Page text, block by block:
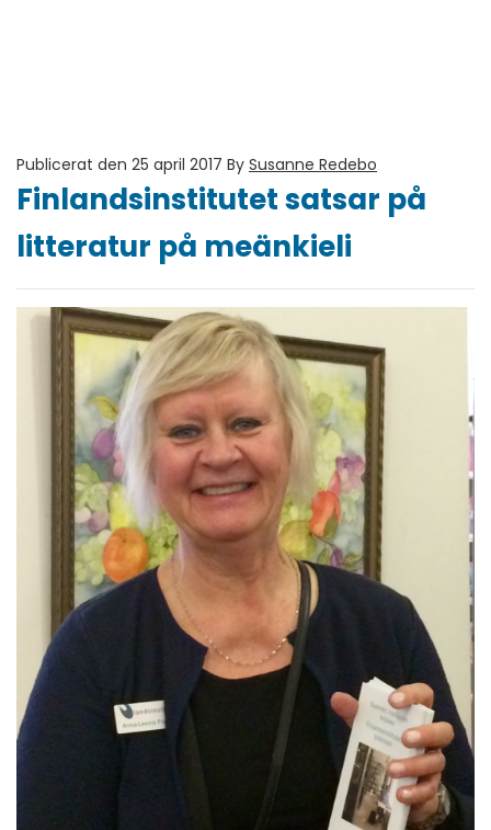
Publicerat den 25 april 2017 By Susanne Redebo
Finlandsinstitutet satsar på
litteratur på meänkieli